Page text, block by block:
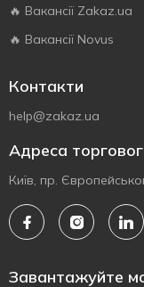
🔥 Вакансії Zakaz.ua
🔥 Вакансії Novus
Контакти
help@zakaz.ua
Адреса
Київ, пр.
Завантажуйте